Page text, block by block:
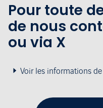
Pour toute
de nous
ou via X
Voir les informations